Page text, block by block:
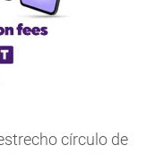
círculo de